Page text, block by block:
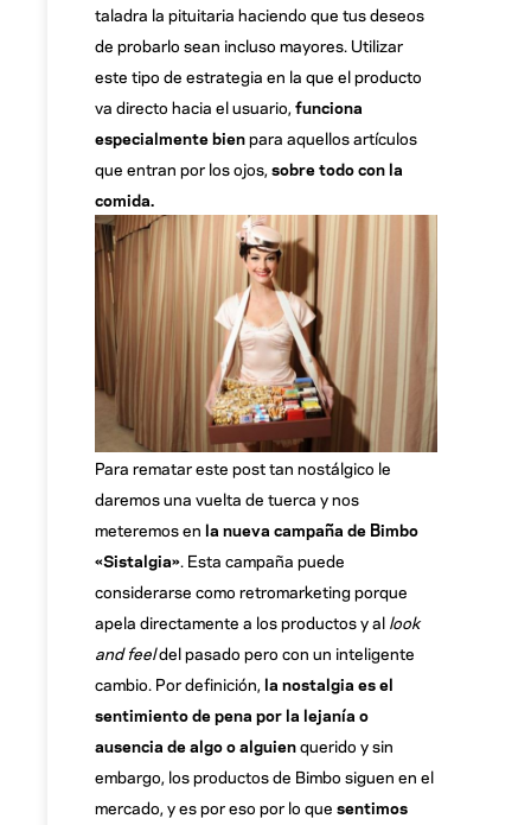
taladra la pituitaria haciendo que tus deseos
de probarlo sean incluso mayores. Utilizar
este tipo de estrategia en la que el producto
va directo hacia el usuario, funciona
especialmente bienpara aquellos artículos
que entran por los ojos, sobre todo con la
comida.
Para rematar este post tan nostálgico le
daremos una vuelta de tuerca y nos
meteremos en la nueva campaña de Bimbo
«Sistalgia». Esta campaña puede
considerarse como retromarketing porque
apela directamente a los productos y al look
and feeldel pasado pero con un inteligente
cambio. Por definición, la nostalgia es el
sentimiento de pena por la lejanía o
ausencia de algo o alguienquerido y sin
embargo, los productos de Bimbo siguen en el
mercado, y es por eso por lo que sentimos